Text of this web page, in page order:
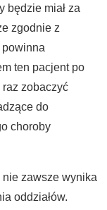
będzie miał za
zgodnie z
powinna
ten pacjent po
raz zobaczyć
do
choroby
zawsze wynika
oddziałów.